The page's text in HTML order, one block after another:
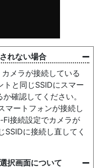
れない場合
メラが接続している
と同じSSIDにスマー
確認してください。
マートフォンが接続し
接続設定でカメラが
SSIDに接続し直してく
択画面について